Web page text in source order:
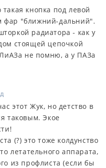
кнопка под левой
фар "ближний-дальний".
радиатора - как у
стоящей цепочкой
не помню, а у ПАЗа
этот Жук, но детство в
таковым. Экое
(?) это тоже колдунство
летательного аппарата,
из профлиста (если бы